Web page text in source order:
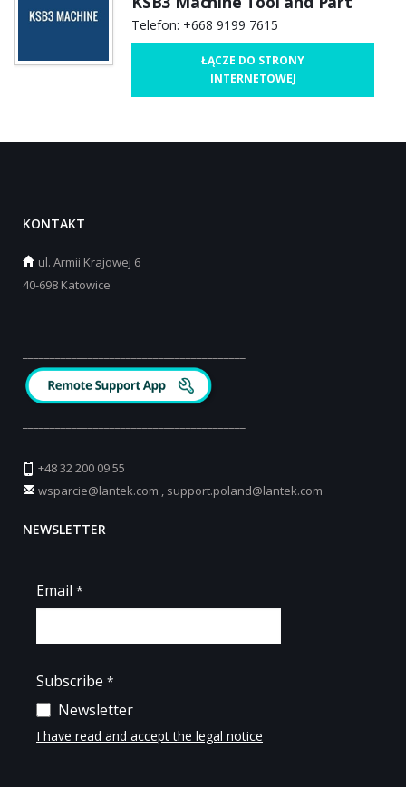
Telefon: +668 9199 7615
ŁĄCZE DO STRONY
INTERNETOWEJ
KONTAKT
ul. Armii Krajowej 6
40-698 Katowice
+48 32 200 09 55
wsparcie@lantek.com
support.poland@lantek.com
NEWSLETTER